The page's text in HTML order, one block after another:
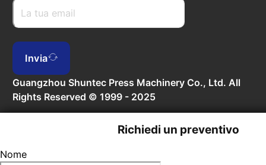
Invia
Guangzhou Shuntec Press Machinery Co., Ltd. All
Rights Reserved © 1999 - 2025
Richiedi un preventivo
Nome